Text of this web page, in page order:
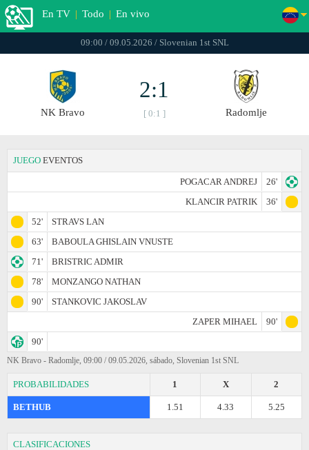
En TV | Todo | En vivo
09:00 / 09.05.2026 / Slovenian 1st SNL
NK Bravo
2:1
[ 0:1 ] Radomlje
JUEGO EVENTOS
POGACAR ANDREJ
26'
KLANCIR PATRIK
36'
52'
STRAVS LAN
63'
BABOULA GHISLAIN VNUSTE
71'
BRISTRIC ADMIR
78'
MONZANGO NATHAN
90'
STANKOVIC JAKOSLAV
ZAPER MIHAEL
90'
90'
NK Bravo - Radomlje, 09:00 / 09.05.2026, sábado, Slovenian 1st SNL
PROBABILIDADES 2
X
1
BETHUB 5.25
4.33
1.51
CLASIFICACIONES